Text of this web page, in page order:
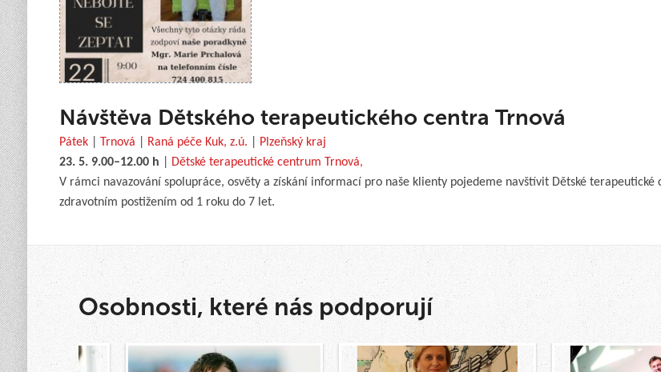
Návštěva Dětského terapeutického centra Trnová
Pátek| Trnová Raná péče Kuk, z.ú.
Plzeňský kraj
23. 5. 9.00–12.00 h
Dětské terapeutické centrum Trnová,
V rámci navazování spolupráce, osvěty a získání informací pro naše klienty pojedeme navštívit Dětské
zdravotním postižením od 1 roku do 7 let.
Osobnosti, které nás podporují